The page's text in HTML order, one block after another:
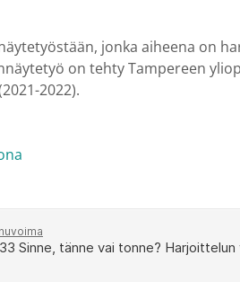
jonka aiheena on
on tehty Tampereen
2022).